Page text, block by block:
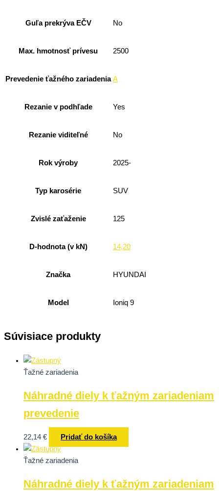
Guľa prekrýva EČV No
Max. hmotnosť prívesu 2500
Prevedenie ťažného zariadenia A
Rezanie v podhľade Yes
Rezanie viditeľné No
Rok výroby 2025-
Typ karosérie SUV
Zvislé zaťaženie 125
D-hodnota (v kN) 14,20
Značka HYUNDAI
Model Ioniq 9
Súvisiace produkty
Ťažné zariadenia
Náhradné diely k ťažným zariadeniam
prevedenie
22,14 € Pridať do košíka
Ťažné zariadenia
Náhradné diely k ťažným zariadeniam